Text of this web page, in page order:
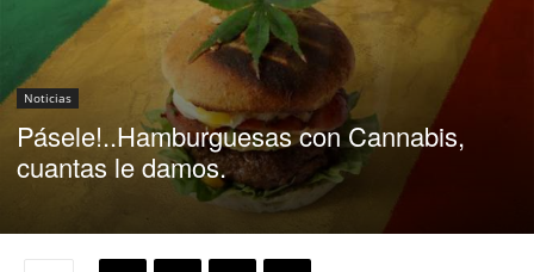
|
Capacitación
para
Noticias
Pásele!..Hamburguesas con Cannabis,
cuantas le damos.